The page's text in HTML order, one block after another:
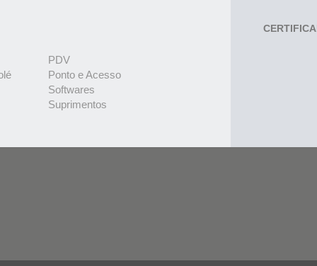
PDV
Ponto e Acesso
Softwares
Suprimentos